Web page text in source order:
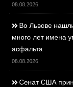
08.08.2026
Во Львове
много лет имена
асфальта
08.08.2026
Сенат США